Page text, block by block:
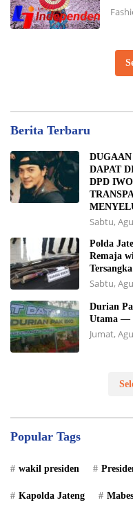
Berita Terbaru
DAPAT
DPD
Sabtu,
Polda
Remaja
Sabtu,
Durian
Utama —
Jumat,
Popular Tags
wakil presiden
Kapolda Jateng